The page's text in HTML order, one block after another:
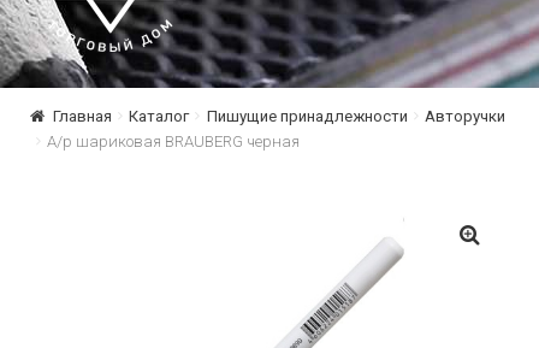
Главная Каталог Пишущие принадлежности
Авторучки
А/р шариковая BRAUBERG черная